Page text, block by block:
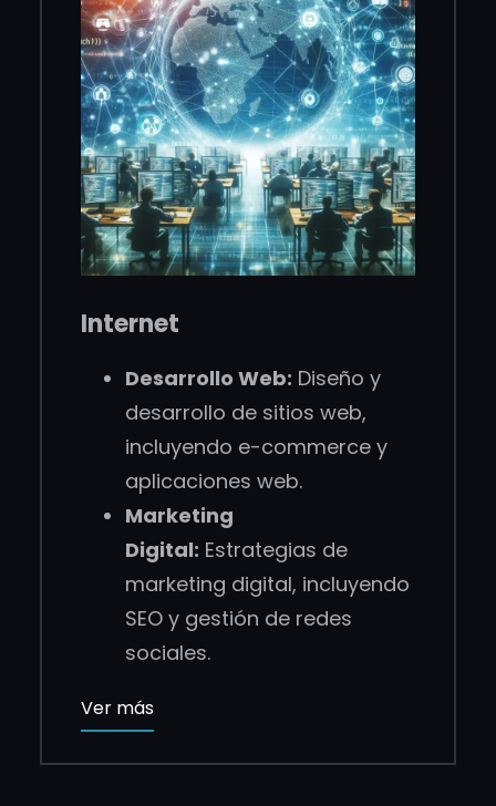
Internet
Desarrollo Web: Diseño y
desarrollo de sitios web,
incluyendo e-commerce y
aplicaciones web.
Marketing
Digital: Estrategias de
marketing digital, incluyendo
SEO y gestión de redes
sociales.
Ver más